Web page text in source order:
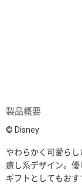
製品概要
© Disney
やわらかく可愛ら
癒し系デザイン。
ギフトとしてもおす